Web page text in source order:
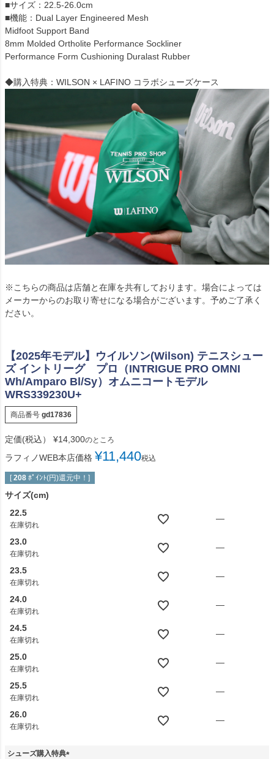
■サイズ：22.5-26.0cm
■機能：Dual Layer Engineered Mesh
Midfoot Support Band
8mm Molded Ortholite Performance Sockliner
Performance Form Cushioning Duralast Rubber
◆購入特典：WILSON × LAFINO コラボシューズケース
※こちらの商品は店舗と在庫を共有しております。場合によっては
メーカーからのお取り寄せになる場合がございます。予めご了承く
ださい。
【2025年モデル】ウイルソン(Wilson) テニスシュー
ズ イントリーグ プロ（INTRIGUE PRO OMNI
Wh/Amparo Bl/Sy）オムニコートモデル
WRS339230U+
商品番号 gd17836
定価(税込） ¥14,300のところ
ラフィノWEB本店価格 ¥11,440税込
[ 208 ﾎﾟｲﾝﾄ(円)還元中！]
サイズ(cm)
22.5
在庫切れ
—
23.0
在庫切れ
—
23.5
在庫切れ
—
24.0
在庫切れ
—
24.5
在庫切れ
—
25.0
在庫切れ
—
25.5
在庫切れ
—
26.0
在庫切れ
—
シューズ購入特典